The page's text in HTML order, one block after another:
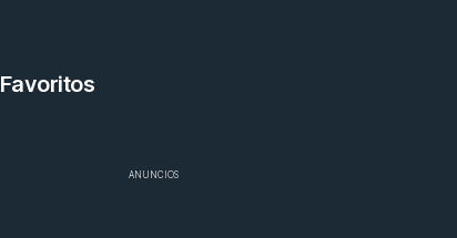
Favoritos
ANUNCIOS